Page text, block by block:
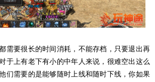
需要很长的时间消耗，不能存档，只要退出再
于上有老下有小的中年人来说，很难空出这么
们需要的是能够随时上线和随时下线，你如果